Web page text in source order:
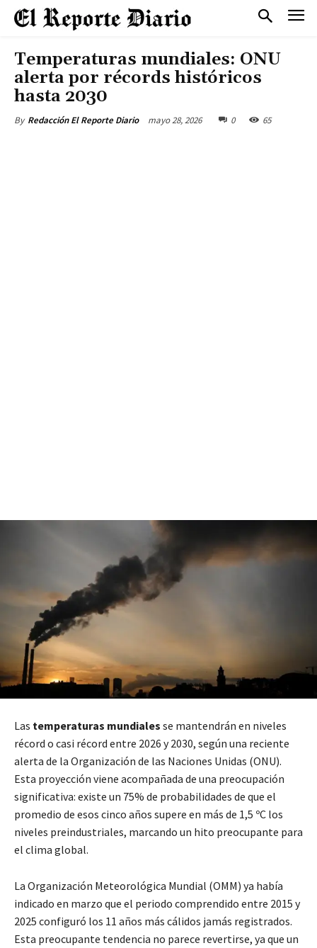
Temperaturas mundiales: ONU
alerta por récords históricos
hasta 2030
By Redacción El Reporte Diario mayo 28, 2026 0 65
Las temperaturas mundiales se mantendrán en niveles
récord o casi récord entre 2026 y 2030, según una reciente
alerta de la Organización de las Naciones Unidas (ONU).
Esta proyección viene acompañada de una preocupación
significativa: existe un 75% de probabilidades de que el
promedio de esos cinco años supere en más de 1,5 ºC los
niveles preindustriales, marcando un hito preocupante para
el clima global.
La Organización Meteorológica Mundial (OMM) ya había
indicado en marzo que el periodo comprendido entre 2015 y
2025 configuró los 11 años más cálidos jamás registrados.
Esta preocupante tendencia no parece revertirse, ya que un